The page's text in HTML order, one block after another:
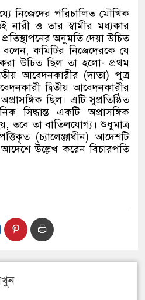
নিজেদের পরিচালিত মৌখিক
নারী ও তার স্বামীর মধ্যকার
অনুমতি দেয়া উচিত
কমিটির নিজেদেরকে যে
করা উচিত ছিল তা হলো- প্রথম
আবেদনকারীর (দাতা) পুত্র
দ্বিতীয় আবেদনকারীর
ছিল। এটি সুপ্রতিষ্ঠিত
সিদ্ধান্ত একটি অপ্রাসঙ্গিক
তবে তা বাতিলযোগ্য। শুধুমাত্র
(চ্যালেঞ্জাধীন) আদেশটি
উল্লেখ করেন বিচারপতি